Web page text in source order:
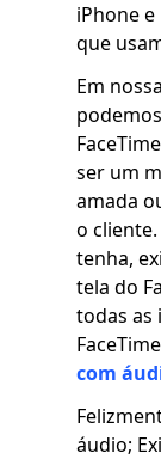
iPhone
que
Em
ser um
amada
o
tenha,
tela do
todas as
com
áudio;